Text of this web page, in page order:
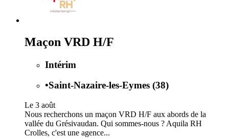
Maçon VRD H/F
Intérim
•Saint-Nazaire-les-Eymes (38)
Le 3 août
Nous recherchons un maçon VRD H/F aux abords de la
vallée du Grésivaudan. Qui sommes-nous ? Aquila RH
Crolles, c'est une agence...